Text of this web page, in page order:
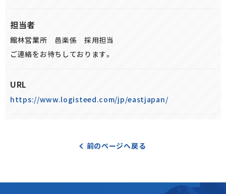
担当者
館林営業所 邑楽係 採用担当
ご連絡をお待ちしております。
URL
https://www.logisteed.com/jp/eastjapan/
前のページへ戻る